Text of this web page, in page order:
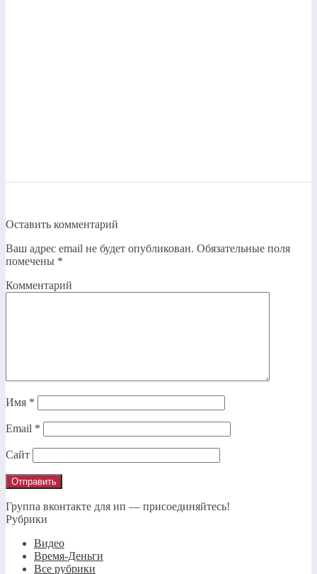
Оставить комментарий
Ваш адрес email не будет опубликован. Обязательные поля
помечены *
Комментарий
Имя *
Email *
Сайт
Группа вконтакте для ип — присоединяйтесь!
Рубрики
Видео
Время-Деньги
Все рубрики